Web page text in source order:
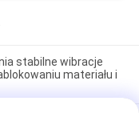
stabilne wibracje
materiału i